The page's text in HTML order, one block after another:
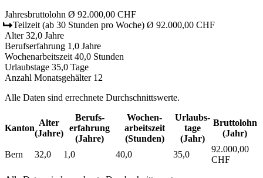
Jahresbruttolohn Ø 92.000,00 CHF
Teilzeit (ab 30 Stunden pro Woche) Ø 92.000,00 CHF
Alter 32,0 Jahre
Berufserfahrung 1,0 Jahre
Wochenarbeitszeit 40,0 Stunden
Urlaubstage 35,0 Tage
Anzahl Monatsgehälter 12
Alle Daten sind errechnete Durchschnittswerte.
Kanton
Alter
(Jahre)
Berufs­
erfahrung
(Jahre)
Wochen­
arbeitszeit
(Stunden)
Urlaubs­
tage
(Jahr)
Bruttolohn
(Jahr)
Bern 32,0 1,0 40,0 35,0
92.000,00
CHF